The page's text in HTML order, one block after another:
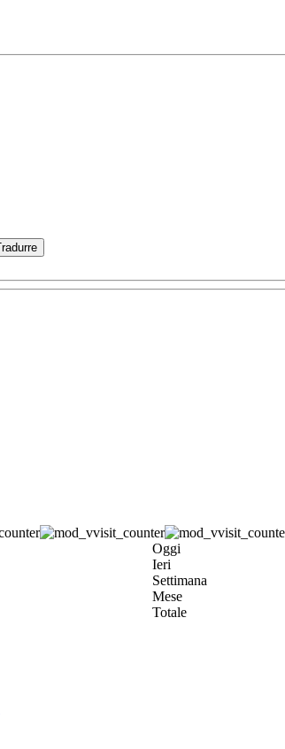
Oggi
Ieri
Settimana
Mese
Totale